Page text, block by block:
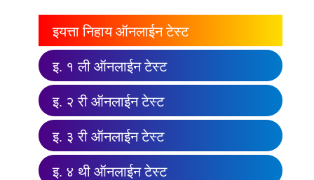
इयत्ता निहाय ऑनलाईन टेस्ट
इ. १ ली ऑनलाईन टेस्ट
इ. २ री ऑनलाईन टेस्ट
इ. ३ री ऑनलाईन टेस्ट
इ. ४ थी ऑनलाईन टेस्ट